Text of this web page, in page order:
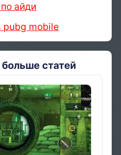
айди
pubg mobile
статей